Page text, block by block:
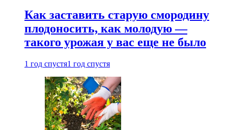
Как заставить старую смородину
плодоносить, как молодую —
такого урожая у вас еще не было
1 год спустя1 год спустя